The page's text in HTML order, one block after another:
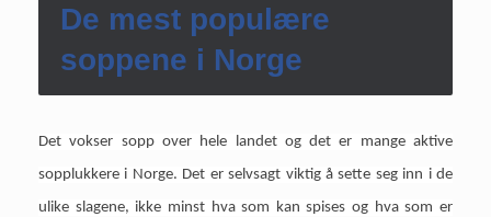
De mest populære
soppene i Norge
Det vokser sopp over hele landet og det er mange aktive
sopplukkere i Norge. Det er selvsagt viktig å sette seg inn i de
ulike slagene, ikke minst hva som kan spises og hva som er